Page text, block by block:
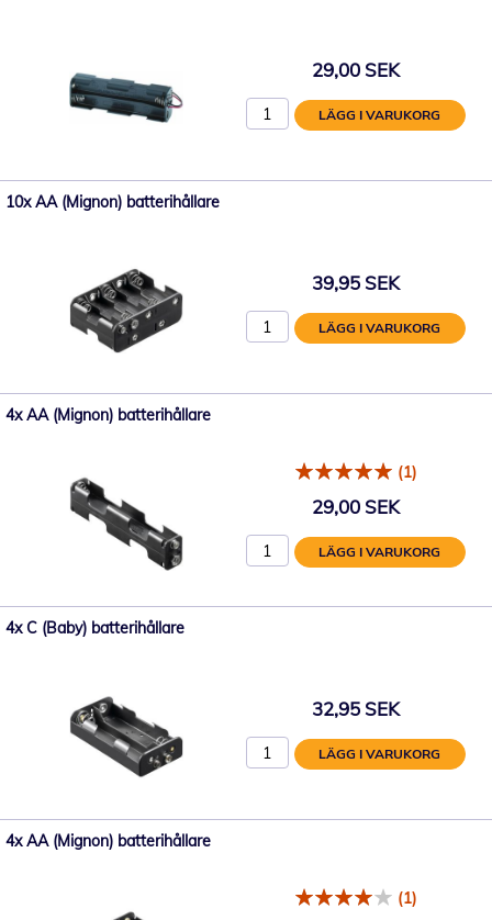
29,00 SEK
LÄGG I VARUKORG
10x AA (Mignon) batterihållare
39,95 SEK
LÄGG I VARUKORG
4x AA (Mignon) batterihållare
(1)
29,00 SEK
LÄGG I VARUKORG
4x C (Baby) batterihållare
32,95 SEK
LÄGG I VARUKORG
4x AA (Mignon) batterihållare
(1)